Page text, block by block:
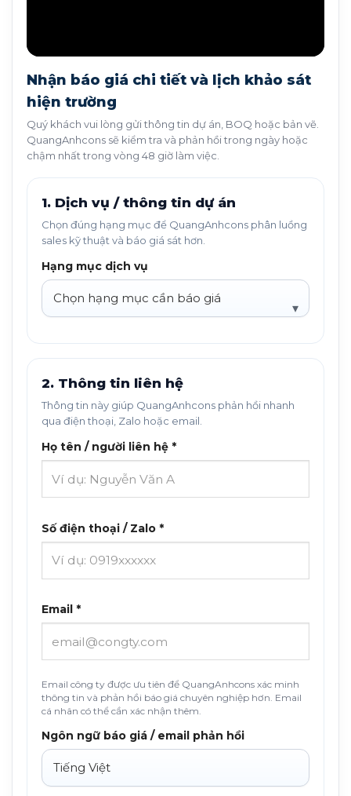
Nhận báo giá chi tiết và lịch khảo sát
hiện trường
Quý khách vui lòng gửi thông tin dự án, BOQ hoặc bản vẽ.
QuangAnhcons sẽ kiểm tra và phản hồi trong ngày hoặc
chậm nhất trong vòng 48 giờ làm việc.
1. Dịch vụ / thông tin dự án
Chọn đúng hạng mục để QuangAnhcons phân luồng
sales kỹ thuật và báo giá sát hơn.
Hạng mục dịch vụ
2. Thông tin liên hệ
Thông tin này giúp QuangAnhcons phản hồi nhanh
qua điện thoại, Zalo hoặc email.
Họ tên / người liên hệ *
Số điện thoại / Zalo *
Email *
Email công ty được ưu tiên để QuangAnhcons xác minh
thông tin và phản hồi báo giá chuyên nghiệp hơn. Email
cá nhân có thể cần xác nhận thêm.
Ngôn ngữ báo giá / email phản hồi